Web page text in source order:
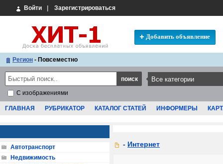
Войти Зарегистрироваться
Добавить объявление
Регион - Повсеместно
С изображениями
ГЛАВНАЯ РУБРИКАТОР КАТАЛОГ СТАТЕЙ ИНФОРМЕРЫ
- Интернет
Автотранспорт
Недвижимость